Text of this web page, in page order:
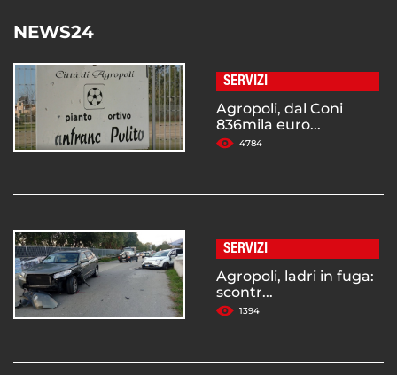
NEWS24
SERVIZI
Agropoli, dal Coni
836mila euro...
4784
SERVIZI
Agropoli, ladri in fuga:
scontr...
1394